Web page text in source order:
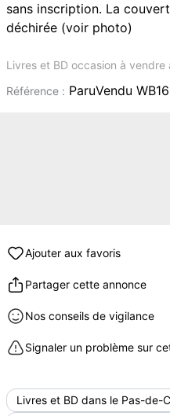
sans inscription. La
déchirée (voir photo)
Livres et BD occasion à
Référence : ParuVendu
Ajouter aux favoris
Partager cette annonce
Nos conseils de vigilance
Signaler un problème sur
Livres et BD dans le Pas-de-